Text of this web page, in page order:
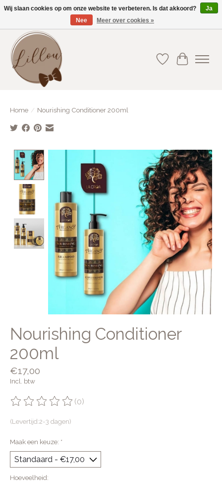
Gratis verzending vanaf €75(BE) en €100(NL)
Verlanglijst
Home / Nourishing Conditioner 200ml
Product image slideshow Items
Nourishing Conditioner
200ml
€17,00
Incl. btw
De beoordeling van dit product is
(0)
(Levertijd:2-3 dagen)
Maak een keuze: *
Hoeveelheid:
Wij slaan cookies op om onze website te verbeteren. Is dat akkoord?
Ja
Nee
Meer over cookies »